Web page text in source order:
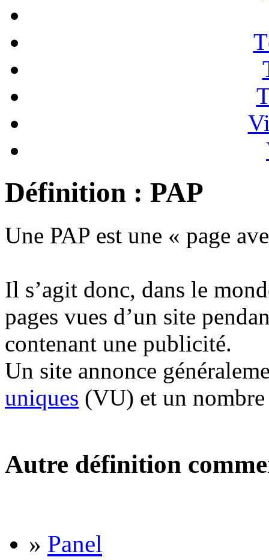
Définition : PAP
Une PAP est une « page
Il s’agit donc, dans le
pages vues d’un site
contenant une publicité.
Un site annonce
uniques (VU) et un nombre
Autre définition
» Panel